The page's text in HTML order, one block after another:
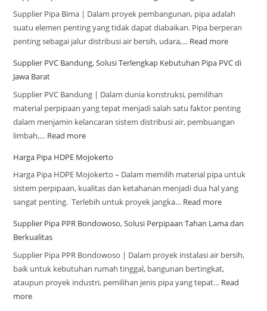
Supplier Pipa Bima | Dalam proyek pembangunan, pipa adalah
suatu elemen penting yang tidak dapat diabaikan. Pipa berperan
penting sebagai jalur distribusi air bersih, udara,… Read more
Supplier PVC Bandung, Solusi Terlengkap Kebutuhan Pipa PVC di
Jawa Barat
Supplier PVC Bandung | Dalam dunia konstruksi, pemilihan
material perpipaan yang tepat menjadi salah satu faktor penting
dalam menjamin kelancaran sistem distribusi air, pembuangan
limbah,… Read more
Harga Pipa HDPE Mojokerto
Harga Pipa HDPE Mojokerto – Dalam memilih material pipa untuk
sistem perpipaan, kualitas dan ketahanan menjadi dua hal yang
sangat penting. Terlebih untuk proyek jangka… Read more
Supplier Pipa PPR Bondowoso, Solusi Perpipaan Tahan Lama dan
Berkualitas
Supplier Pipa PPR Bondowoso | Dalam proyek instalasi air bersih,
baik untuk kebutuhan rumah tinggal, bangunan bertingkat,
ataupun proyek industri, pemilihan jenis pipa yang tepat… Read
more